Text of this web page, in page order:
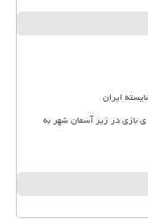
ایران
بازی در زیر آسمان شهر به